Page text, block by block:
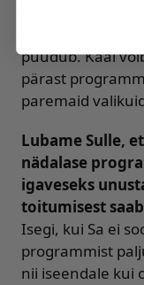
sellest, et
puudub. Kaal
pärast
paremaid
Lubame Sulle,
nädalase
igaveseks
toitumisest
Isegi, kui Sa ei
programmist
nii iseendale kui